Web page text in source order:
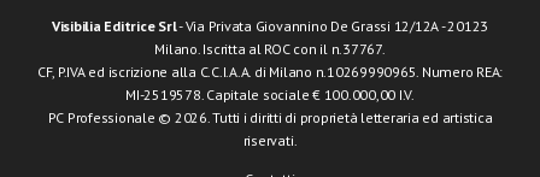
Visibilia Editrice Srl- Via Privata Giovannino De Grassi 12/12A - 20123
Milano. Iscritta al ROC con il n.37767.
CF, P.IVA ed iscrizione alla C.C.I.A.A. di Milano n.10269990965. Numero REA:
MI-2519578. Capitale sociale € 100.000,00 I.V.
PC Professionale © 2026. Tutti i diritti di proprietà letteraria ed artistica
riservati.